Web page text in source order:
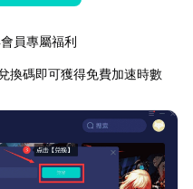
員專屬福利
換碼即可獲得免費加速時數